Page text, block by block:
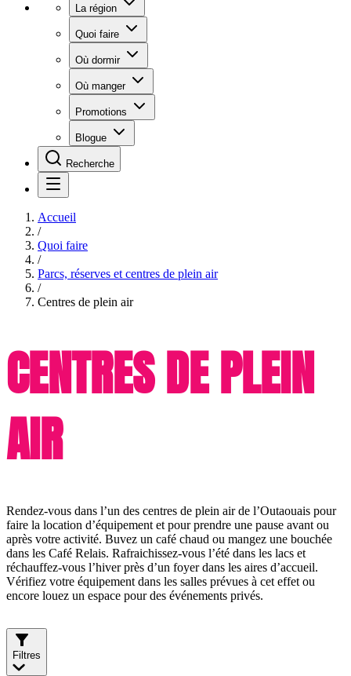
La région
Quoi faire
Où dormir
Où manger
Promotions
Blogue
Recherche
Accueil
/
Quoi faire
/
Parcs, réserves et centres de plein air
/
Centres de plein air
CENTRES DE PLEIN
AIR
Rendez-vous dans l’un des centres de plein air de l’Outaouais pour
faire la location d’équipement et pour prendre une pause avant ou
après votre activité. Buvez un café chaud ou mangez une bouchée
dans les Café Relais. Rafraichissez-vous l’été dans les lacs et
réchauffez-vous l’hiver près d’un foyer dans les aires d’accueil.
Vérifiez votre équipement dans les salles prévues à cet effet ou
encore louez un espace pour des événements privés.
Filtres